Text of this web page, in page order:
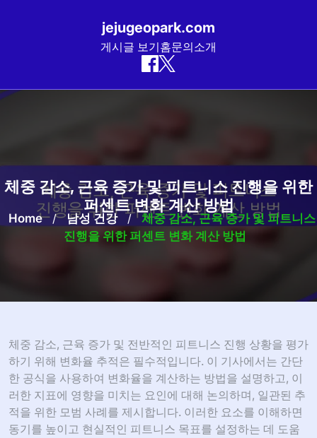
jejugeopark.com
게시글 보기홈문의소개
Skip
체중 감소, 근육 증가 및 피트니스 진행을 위한
퍼센트 변화 계산 방법
Home / 남성 건강 /
체중 감소, 근육 증가 및 피트니스
진행을 위한 퍼센트 변화 계산 방법
체중 감소, 근육 증가 및 전반적인 피트니스 진행 상황을 평가
하기 위해 변화율 추적은 필수적입니다. 이 기사에서는 간단
한 공식을 사용하여 변화율을 계산하는 방법을 설명하고, 이
러한 지표에 영향을 미치는 요인에 대해 논의하며, 일관된 추
적을 위한 모범 사례를 제시합니다. 이러한 요소를 이해하면
동기를 높이고 현실적인 피트니스 목표를 설정하는 데 도움